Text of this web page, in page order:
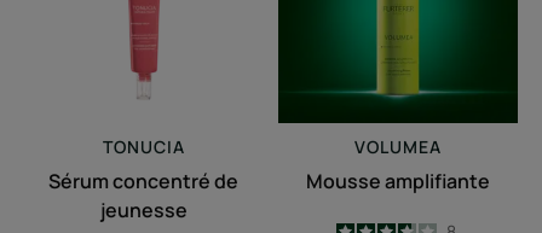
TONUCIA
Sérum concentré de
jeunesse
VOLUMEA
Mousse amplifiante